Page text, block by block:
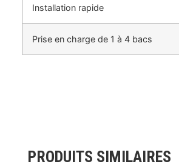
Installation rapide
Prise en charge de 1 à 4 bacs
PRODUITS SIMILAIRES